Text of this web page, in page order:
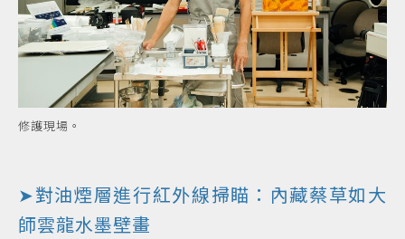
修護現場。
➤對油煙層進行紅外線掃瞄：內藏蔡草如大
師雲龍水墨壁畫